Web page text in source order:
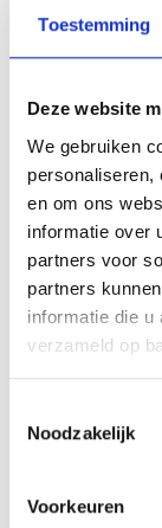
Toestemming
Deze website
We gebruiken
personaliseren,
en om ons
informatie over
partners voor
partners
informatie die u
verzameld op
Noodzakelijk
Voorkeuren
Meer informatie
WELLICHT